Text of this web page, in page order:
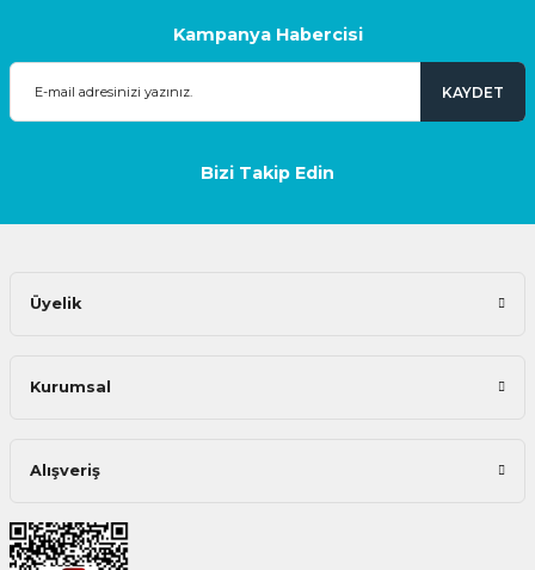
Kampanya Habercisi
KAYDET
Bizi Takip Edin
Üyelik
Kurumsal
Alışveriş